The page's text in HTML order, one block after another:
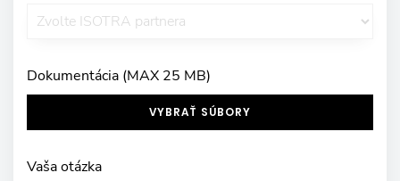
Dokumentácia (MAX 25 MB)
VYBRAŤ SÚBORY
Vaša otázka